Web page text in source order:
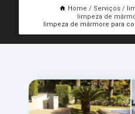
Home Serviços
limpeza de
limpeza de mármore para